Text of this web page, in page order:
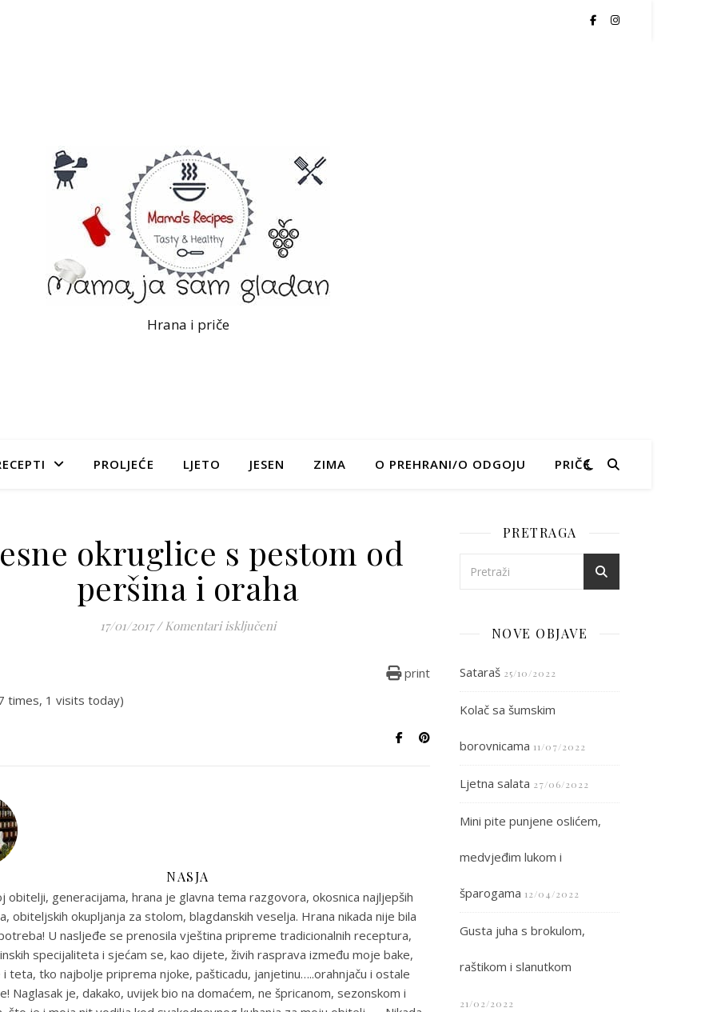
Hrana i priče
PROLJEĆE LJETO JESEN ZIMA O PREHRANI/O ODGOJU PRIČE
okruglice s pestom od
peršina i oraha
17/01/2017 / Komentari isključeniza Mesne okruglice s pestom od peršina i oraha
print
times, 1 visits today)
NASJA
obitelji, generacijama, hrana je glavna tema razgovora, okosnica najljepših
obiteljskih okupljanja za stolom, blagdanskih veselja. Hrana nikada nije bila
U nasljeđe se prenosila vještina pripreme tradicionalnih receptura,
specijaliteta i sjećam se, kao dijete, živih rasprava između moje bake,
i teta, tko najbolje priprema njoke, pašticadu, janjetinu…..orahnjaču i ostale
Naglasak je, dakako, uvijek bio na domaćem, ne špricanom, sezonskom i
PRETRAGA
NOVE OBJAVE
Sataraš 25/10/2022
Kolač sa šumskim
borovnicama 11/07/2022
Ljetna salata 27/06/2022
Mini pite punjene oslićem,
medvjeđim lukom i
šparogama 12/04/2022
Gusta juha s brokulom,
raštikom i slanutkom
21/02/2022